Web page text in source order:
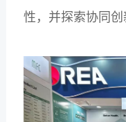
性，并探索协同创